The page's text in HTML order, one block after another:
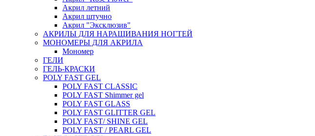
Акрил летний
Акрил штучно
Акрил "Эксклюзив"
АКРИЛЫ ДЛЯ НАРАЩИВАНИЯ НОГТЕЙ
МОНОМЕРЫ ДЛЯ АКРИЛА
Мономер
ГЕЛИ
ГЕЛЬ-КРАСКИ
POLY FAST GEL
POLY FAST CLASSIC
POLY FAST Shimmer gel
POLY FAST GLASS
POLY FAST GLITTER GEL
POLY FAST/ SHINE GEL
POLY FAST / PEARL GEL